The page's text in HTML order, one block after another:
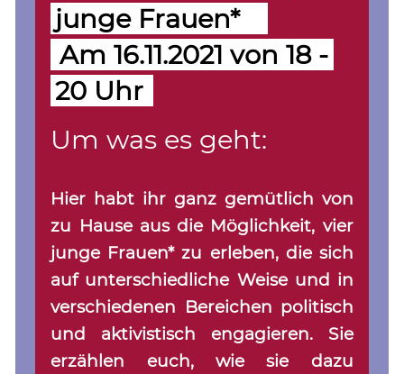
junge Frauen*
Am 16.11.2021 von 18 -
20 Uhr
Um was es geht:
Hier habt ihr ganz gemütlich von
zu Hause aus die Möglichkeit, vier
junge Frauen* zu erleben, die sich
auf unterschiedliche Weise und in
verschiedenen Bereichen politisch
und aktivistisch engagieren. Sie
erzählen euch, wie sie dazu